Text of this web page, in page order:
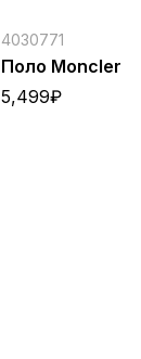
4030771
Поло Moncler
5,499₽